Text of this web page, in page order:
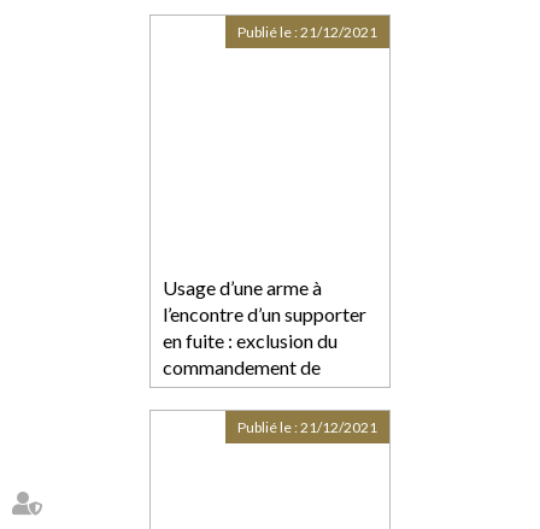
Usage d’une arme à
l’encontre d’un supporter
en fuite : exclusion du
commandement de
l’autorité légitime et de
l’autorisation spéciale du
Code de la sécurité
Publié le :21/12/2021
Publié le :21/12/2021